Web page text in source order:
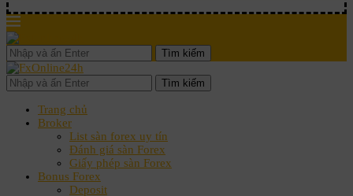
Tìm kiếm
Tìm kiếm
Trang chủ
Broker
List sàn forex uy tín
Đánh giá sàn Forex
Giấy phép sàn Forex
Bonus Forex
Deposit